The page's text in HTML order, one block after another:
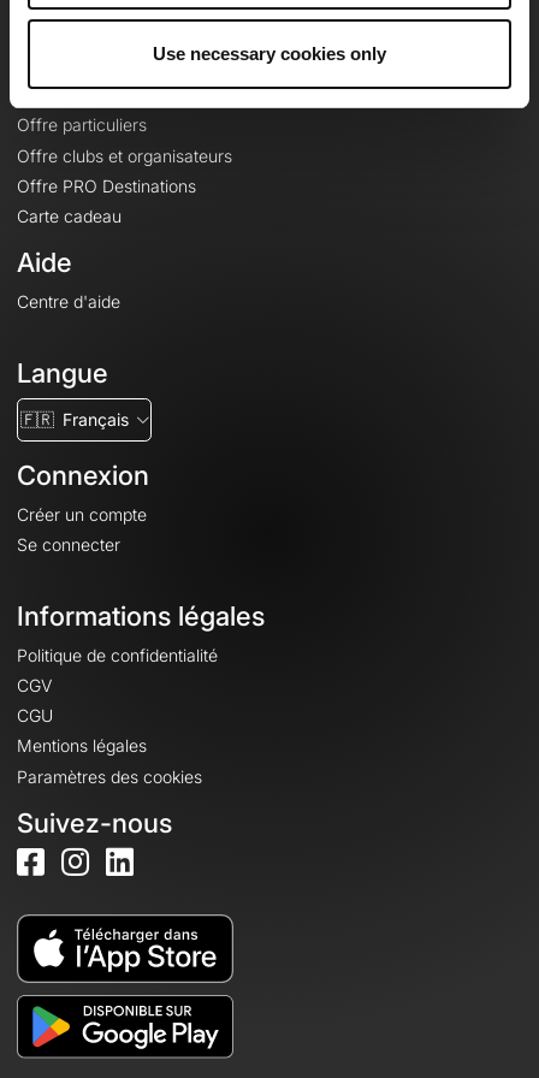
Use necessary cookies only
Offres
Fonds de cartes topographiques
Fonctionnalités
Offre particuliers
Offre clubs et organisateurs
Offre PRO Destinations
Carte cadeau
Aide
Centre d'aide
Langue
🇫🇷 Français
Connexion
Créer un compte
Se connecter
Informations légales
Politique de confidentialité
CGV
CGU
Mentions légales
Paramètres des cookies
Suivez-nous